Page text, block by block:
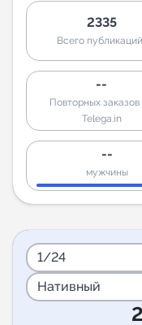
2335
Всего
--
Повторных заказов
Telega.in
--
мужчины
1/24
Нативный